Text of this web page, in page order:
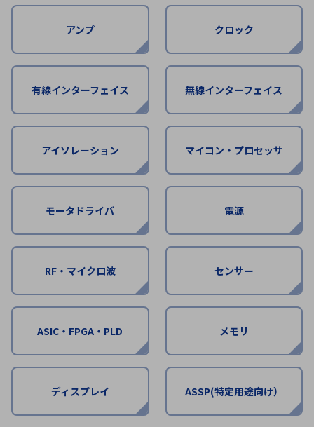
ワイヤレス給電
ロボティクス（AI）
データセンタ・クラウド
ミリ波レーダー
ブログ｜ここから始まる最新技術
計測・検出
品質管理・検査
接着・接合
製品製造・加工
レーダ・衛星通信
照射
シミュレーター
情報通信 宇宙・防衛
民生 医療
計測・測定・表示機器 検査・分析機器
ICTソリューション 組立・ロボティクス
特定用途向け・その他 サービス
医療機器
A B C
D
E
F G
H
I
K
L
M
N O
P
Q
U
V W
X
検索
アンプ クロック
有線インターフェイス 無線インターフェイス
アイソレーション マイコン・プロセッサ
モータドライバ 電源
RF・マイクロ波 センサー
ASIC・FPGA・PLD メモリ
ディスプレイ ASSP(特定用途向け）